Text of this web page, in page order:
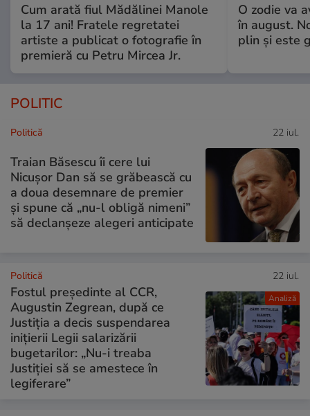
Cum arată fiul Mădălinei Manole
la 17 ani! Fratele regretatei
artiste a publicat o fotografie în
premieră cu Petru Mircea Jr.
O zodie va
în august.
plin și este
POLITIC
Politică 22 iul.
Traian Băsescu îi cere lui
Nicușor Dan să se grăbească cu
a doua desemnare de premier
și spune că „nu-l obligă nimeni”
să declanșeze alegeri anticipate
Analiză
Politică 22 iul.
Fostul președinte al CCR,
Augustin Zegrean, după ce
Justiția a decis suspendarea
inițierii Legii salarizării
bugetarilor: „Nu-i treaba
Justiției să se amestece în
legiferare”